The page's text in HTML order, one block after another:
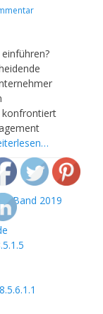
konfrontiert
Band 2019